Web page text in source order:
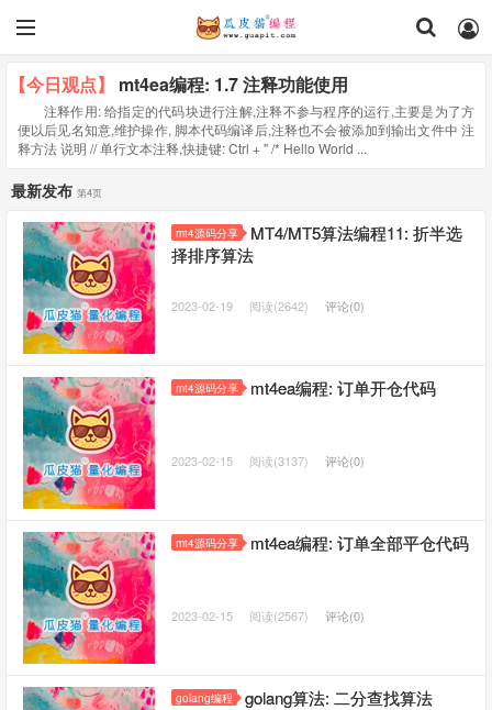
【今日观点】 mt4ea编程: 1.7 注释功能使用
注释作用: 给指定的代码块进行注解,注释不参与程序的运行,主要是为了方
便以后见名知意,维护操作, 脚本代码编译后,注释也不会被添加到输出文件中 注
释方法 说明 // 单行文本注释,快捷键: Ctrl + '' /* Hello World ...
最新发布 第4页
mt4源码分享
MT4/MT5算法编程11: 折半选
择排序算法
2023-02-19 阅读(2642) 评论(0)
mt4源码分享 mt4ea编程: 订单开仓代码
2023-02-15 阅读(3137) 评论(0)
mt4源码分享 mt4ea编程: 订单全部平仓代码
2023-02-15 阅读(2567) 评论(0)
golang编程 golang算法: 二分查找算法